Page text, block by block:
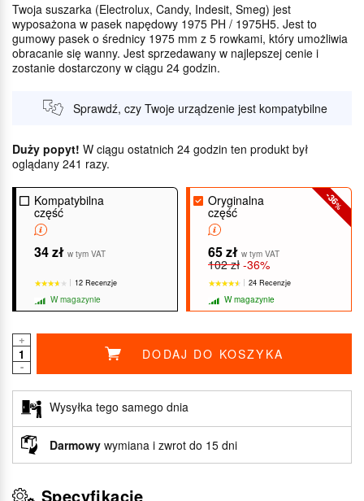
Twoja suszarka (Electrolux, Candy, Indesit, Smeg) jest
wyposażona w pasek napędowy 1975 PH / 1975H5. Jest to
gumowy pasek o średnicy 1975 mm z 5 rowkami, który umożliwia
obracanie się wanny. Jest sprzedawany w najlepszej cenie i
zostanie dostarczony w ciągu 24 godzin.
Sprawdź, czy Twoje urządzenie jest kompatybilne
Duży popyt! W ciągu ostatnich 24 godzin ten produkt był
oglądany 241 razy.
Kompatybilna
część
34 zł w tym VAT
12 Recenzje
W magazynie
-36
%
Oryginalna
część
65 zł w tym VAT
102 zł -36%
24 Recenzje
W magazynie
+
-
DODAJ DO KOSZYKA
Wysyłka tego samego dnia
Darmowy wymiana i zwrot do 15 dni
Specyfikacje